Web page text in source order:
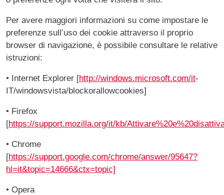
Per avere maggiori informazioni su come impostare le
preferenze sull’uso dei cookie attraverso il proprio
browser di navigazione, è possibile consultare le relative
istruzioni:
• Internet Explorer [http://windows.microsoft.com/it­
IT/windows­vista/block­or­allow­cookies]
• Firefox
[https://support.mozilla.org/it/kb/
• Chrome
[https://support.google.com/chrome/answer/95647?
hl=it&topic=14666&ctx=topic]
• Opera